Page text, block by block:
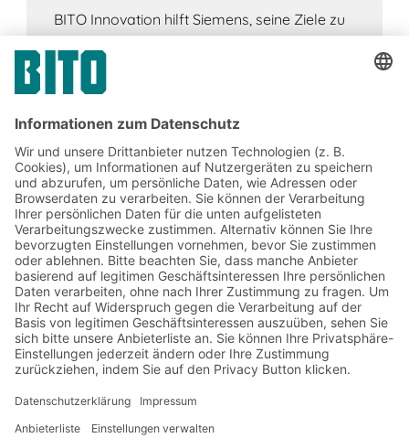
BITO Innovation hilft Siemens, seine Ziele zu
erreichen
Jetzt beim BITO Newsletter
anmelden:
Lager- & Logistiknews
Exklusive Rabatte
Neuheiten